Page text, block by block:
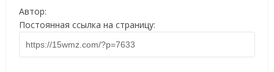
Автор:
Постоянная ссылка на страницу: